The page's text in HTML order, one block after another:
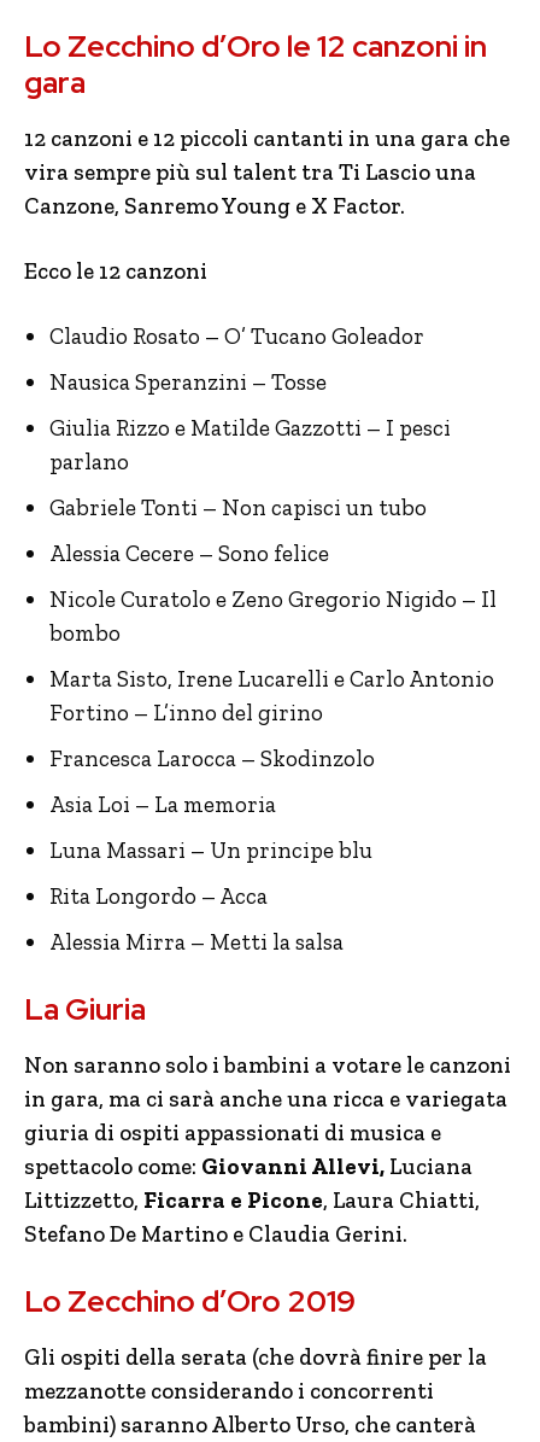
Lo Zecchino d’Oro le 12 canzoni in
gara
12 canzoni e 12 piccoli cantanti in una gara che
vira sempre più sul talent tra Ti Lascio una
Canzone, Sanremo Young e X Factor.
Ecco le 12 canzoni
Claudio Rosato – O’ Tucano Goleador
Nausica Speranzini – Tosse
Giulia Rizzo e Matilde Gazzotti – I pesci
parlano
Gabriele Tonti – Non capisci un tubo
Alessia Cecere – Sono felice
Nicole Curatolo e Zeno Gregorio Nigido – Il
bombo
Marta Sisto, Irene Lucarelli e Carlo Antonio
Fortino – L’inno del girino
Francesca Larocca – Skodinzolo
Asia Loi – La memoria
Luna Massari – Un principe blu
Rita Longordo – Acca
Alessia Mirra – Metti la salsa
La Giuria
Non saranno solo i bambini a votare le canzoni
in gara, ma ci sarà anche una ricca e variegata
giuria di ospiti appassionati di musica e
spettacolo come: Giovanni Allevi, Luciana
Littizzetto, Ficarra e Picone, Laura Chiatti,
Stefano De Martino e Claudia Gerini.
Lo Zecchino d’Oro 2019
Gli ospiti della serata (che dovrà finire per la
mezzanotte considerando i concorrenti
bambini) saranno Alberto Urso, che canterà